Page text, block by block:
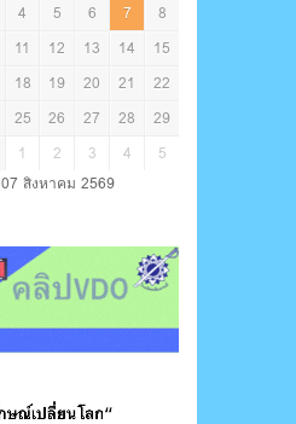
4 5 6 7
8
11 12 13 14
15
18 19 20 21
22
25 26 27 28
29
1 2 3 4
5
07 สิงหาคม 2569